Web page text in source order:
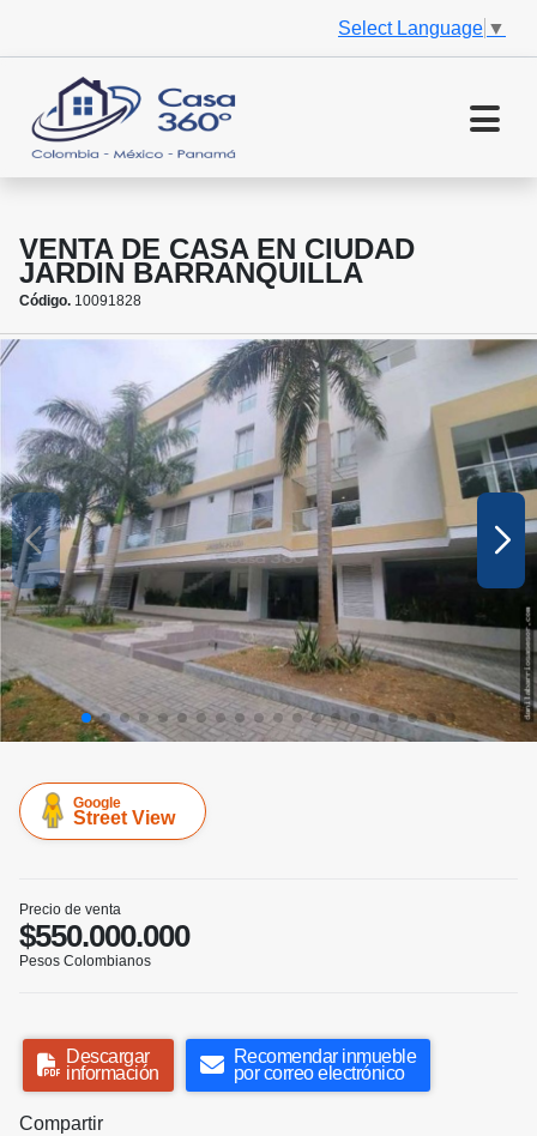
Select Language ▼
VENTA DE CASA EN CIUDAD
JARDIN BARRANQUILLA
Código. 10091828
Google
Street View
Precio de venta
$550.000.000
Pesos Colombianos
Descargar
información
Recomendar inmueble
por correo electrónico
Compartir